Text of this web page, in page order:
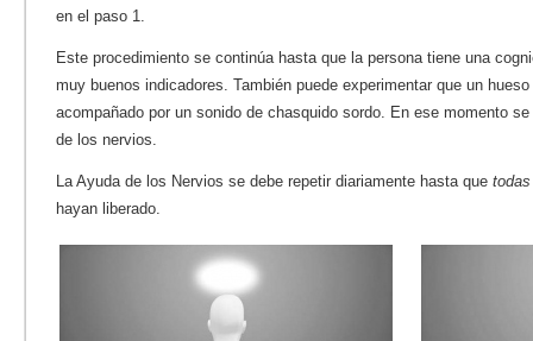
en el paso 1.
Este procedimiento se continúa hasta que la persona tiene una
muy buenos indicadores. También puede experimentar que un
acompañado por un sonido de chasquido sordo. En ese momento
de los nervios.
La Ayuda de los Nervios se debe repetir diariamente hasta que todas
hayan liberado.